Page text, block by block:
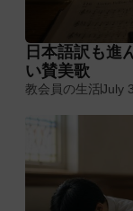
日本語訳も進
い賛美歌
教会員の生活July